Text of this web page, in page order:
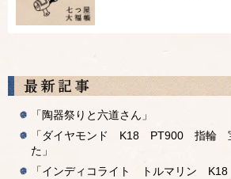
「陶器祭りと六道さん」
「ダイヤモンド K18 PT900 指輪
た」
「インディコライト トルマリン